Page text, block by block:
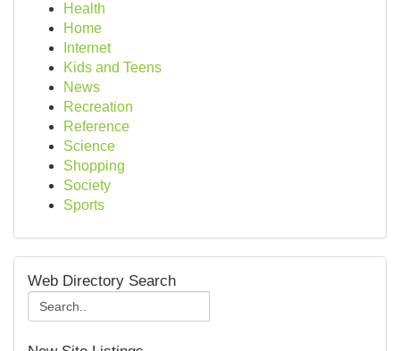
Health
Home
Internet
Kids and Teens
News
Recreation
Reference
Science
Shopping
Society
Sports
Web Directory Search